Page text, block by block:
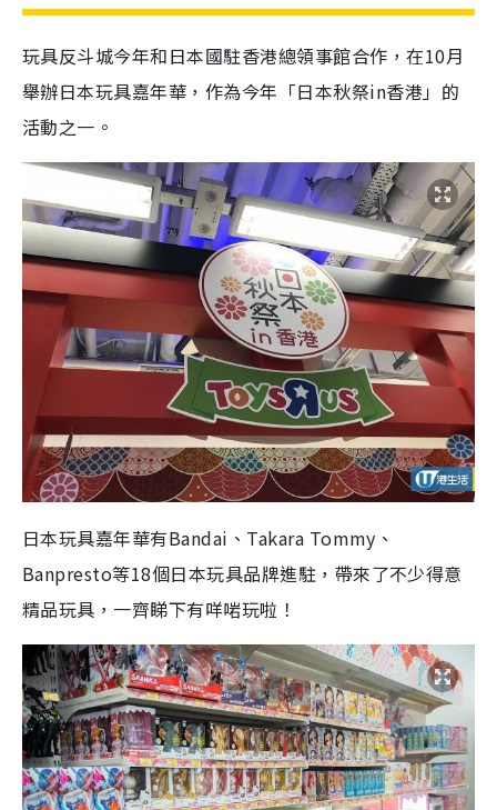
玩具反斗城今年和日本國駐香港總領事館合作，在10月
舉辦日本玩具嘉年華，作為今年「日本秋祭in香港」的
活動之一。
日本玩具嘉年華有Bandai、Takara Tommy、
Banpresto等18個日本玩具品牌進駐，帶來了不少得意
精品玩具，一齊睇下有咩啱玩啦！